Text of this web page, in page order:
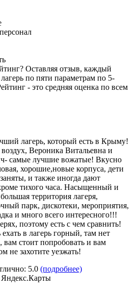
Оставляя отзыв, каждый
по пяти параметрам по 5-
- это средняя оценка по всем
лагерь, который есть в Крыму!
, Вероника Витальевна и
самые лучшие вожатые! Вкусно
, хорошие,новые корпуса, дети
и также иногда дают
тихого часа. Насыщенный и
территория лагеря,
парк, дискотеки, мероприятия,
и много всего интересного!!!
поэтому есть с чем сравнить!
ехать в лагерь горный, там нет
вам стоит попробовать и вам
не захотите уезжать!
5.0 (подробнее)
Яндекс.Карты